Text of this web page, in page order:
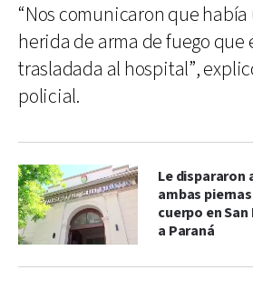
“Nos comunicaron que
herida de arma de fuego que
trasladada al hospital”,
policial.
Le dispararon
ambas
cuerpo en
a Paraná